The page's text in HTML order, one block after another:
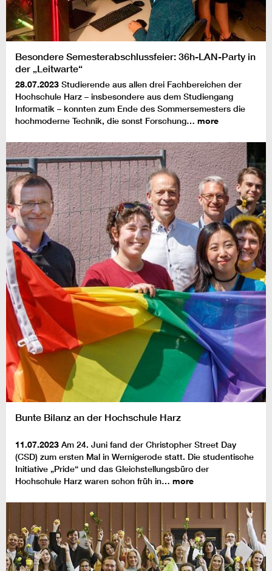
Besondere Semesterabschlussfeier: 36h-LAN-Party in
der „Leitwarte“
28.07.2023 Studierende aus allen drei Fachbereichen der
Hochschule Harz – insbesondere aus dem Studiengang
Informatik – konnten zum Ende des Sommersemesters die
hochmoderne Technik, die sonst Forschung… more
Bunte Bilanz an der Hochschule Harz
11.07.2023 Am 24. Juni fand der Christopher Street Day
(CSD) zum ersten Mal in Wernigerode statt. Die studentische
Initiative „Pride“ und das Gleichstellungsbüro der
Hochschule Harz waren schon früh in… more